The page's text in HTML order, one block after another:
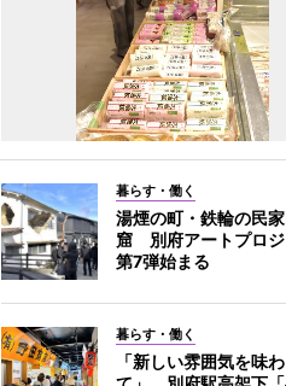
暮らす・働く
湯煙の町・鉄輪の民
窟 別府アートプロジ
第7弾始まる
暮らす・働く
「新しい雰囲気を味